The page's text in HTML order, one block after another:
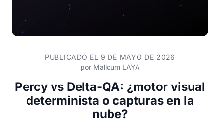
PUBLICADO EL 9 DE MAYO DE 2026
por Malloum LAYA
Percy vs Delta-QA: ¿motor visual
determinista o capturas en la
nube?